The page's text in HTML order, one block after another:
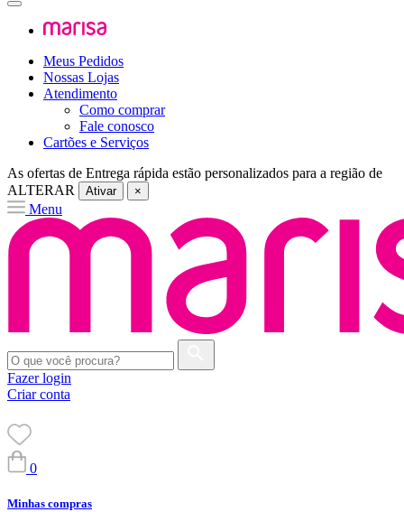
Meus Pedidos
Nossas Lojas
Atendimento
Como comprar
Fale conosco
Cartões e Serviços
As ofertas de Entrega rápida estão personalizados para a região de
ALTERAR
Ativar ×
Menu
Fazer login
Criar conta
0
Minhas compras